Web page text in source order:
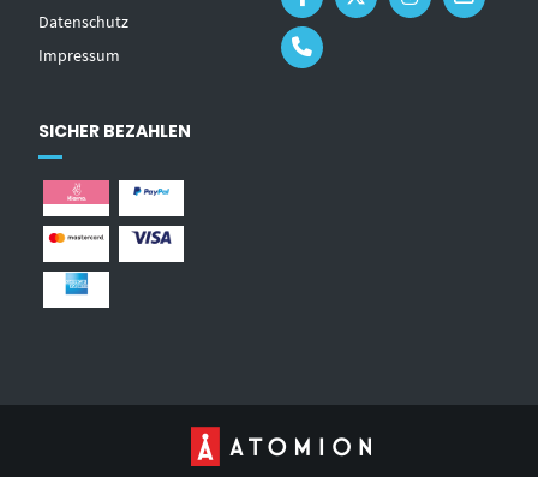
Datenschutz
Impressum
SICHER BEZAHLEN